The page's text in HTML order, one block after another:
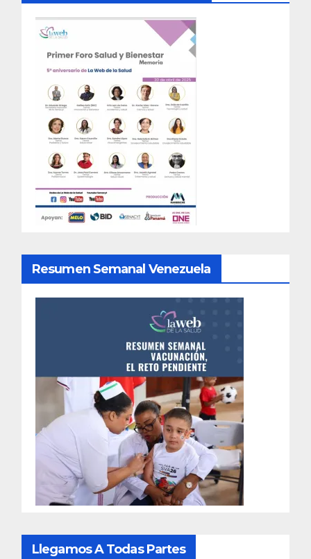
Resumen Semanal Venezuela
Llegamos A Todas Partes